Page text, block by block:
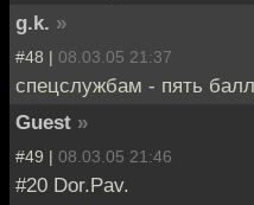
g.k. »
#48 | 08.03.05 21:37
спецслужбам - пять
Guest »
#49 | 08.03.05 21:46
#20 Dor.Pav.